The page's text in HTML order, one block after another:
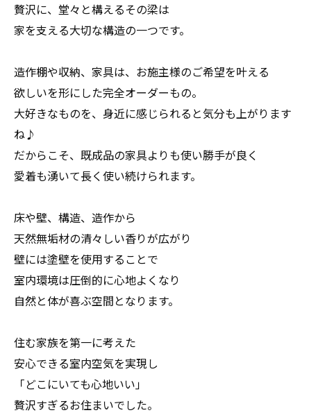
贅沢に、堂々と構えるその梁は
家を支える大切な構造の一つです。
造作棚や収納、家具は、お施主様のご希望を叶える
欲しいを形にした完全オーダーもの。
大好きなものを、身近に感じられると気分も上がります
ね♪
だからこそ、既成品の家具よりも使い勝手が良く
愛着も湧いて長く使い続けられます。
床や壁、構造、造作から
天然無垢材の清々しい香りが広がり
壁には塗壁を使用することで
室内環境は圧倒的に心地よくなり
自然と体が喜ぶ空間となります。
住む家族を第一に考えた
安心できる室内空気を実現し
「どこにいても心地いい」
贅沢すぎるお住まいでした。